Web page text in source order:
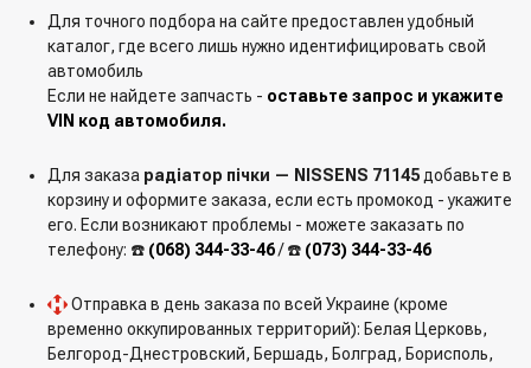
Для точного подбора на сайте предоставлен удобный
каталог, где всего лишь нужно идентифицировать свой
автомобиль
Если не найдете запчасть - оставьте запрос и укажите
VIN код автомобиля.
Для заказа радіатор пічки — NISSENS 71145 добавьте в
корзину и оформите заказа, если есть промокод - укажите
его. Если возникают проблемы - можете заказать по
телефону: ☎️ (068) 344-33-46/ ☎️ (073) 344-33-46
Отправка в день заказа по всей Украине (кроме
временно оккупированных территорий): Белая Церковь,
Белгород-Днестровский, Бершадь, Болград, Борисполь,